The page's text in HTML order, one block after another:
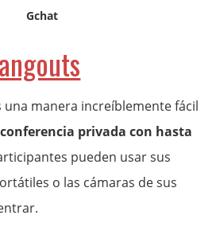
Gchat
una manera increíblemente fácil
privada con hasta
pueden usar sus
o las cámaras de sus